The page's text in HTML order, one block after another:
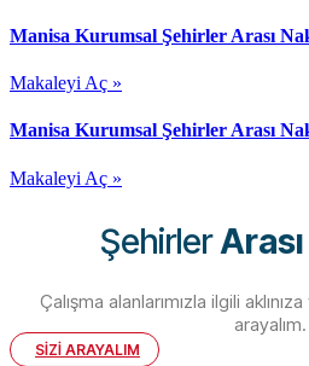
Manisa Kurumsal Şehirler Arası
Makaleyi Aç »
Manisa Kurumsal Şehirler Arası
Makaleyi Aç »
Şehirler
Çalışma alanlarımızla ilgili
arayalım.
SİZİ ARAYALIM